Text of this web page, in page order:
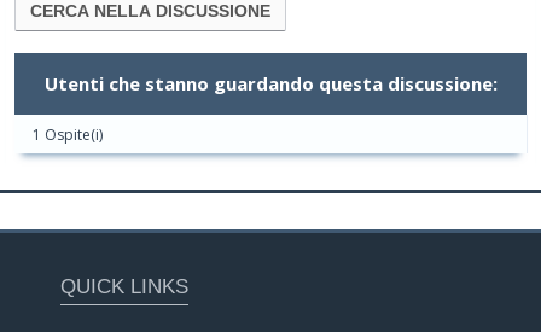
Utenti che stanno guardando questa discussione:
1 Ospite(i)
QUICK LINKS